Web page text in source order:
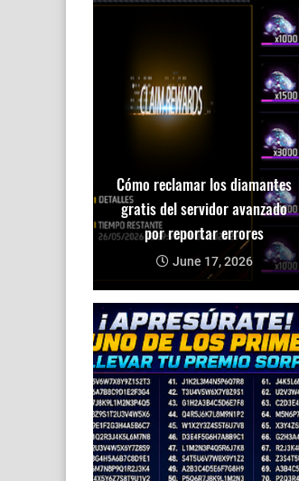
Cómo reclamar los diamantes
gratis del servidor avanzado
por reportar errores
June 17, 2026